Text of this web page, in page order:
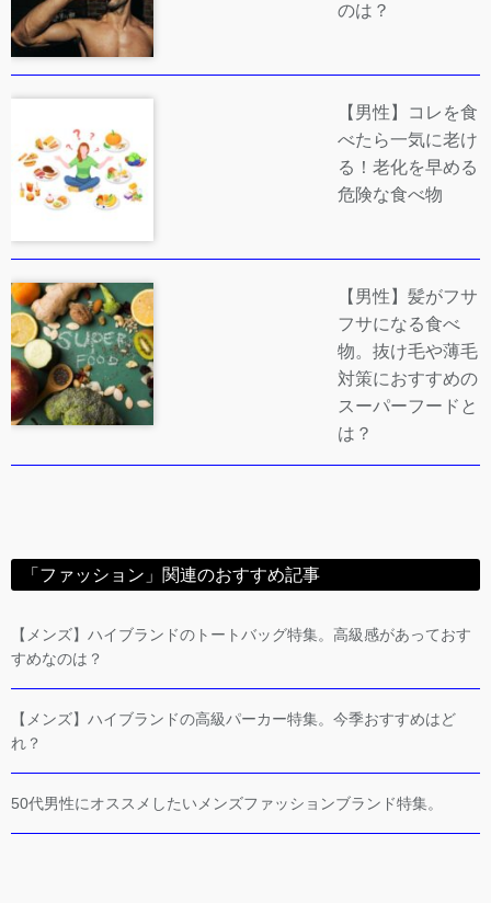
のは？
【男性】コレを食
べたら一気に老け
る！老化を早める
危険な食べ物
【男性】髪がフサ
フサになる食べ
物。抜け毛や薄毛
対策におすすめの
スーパーフードと
は？
「ファッション」関連のおすすめ記事
【メンズ】ハイブランドのトートバッグ特集。高級感があっておす
すめなのは？
【メンズ】ハイブランドの高級パーカー特集。今季おすすめはど
れ？
50代男性にオススメしたいメンズファッションブランド特集。